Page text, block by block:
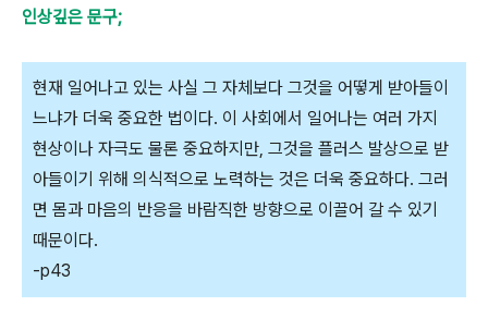
인상깊은 문구;
현재 일어나고 있는 사실 그 자체보다 그것을 어떻게 받아들이
느냐가 더욱 중요한 법이다. 이 사회에서 일어나는 여러 가지
현상이나 자극도 물론 중요하지만, 그것을 플러스 발상으로 받
아들이기 위해 의식적으로 노력하는 것은 더욱 중요하다. 그러
면 몸과 마음의 반응을 바람직한 방향으로 이끌어 갈 수 있기
때문이다.
-p43